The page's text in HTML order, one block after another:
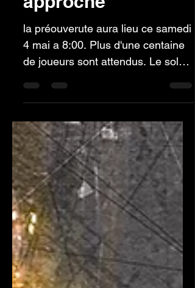
le grand jour
approche
la préouverute aura lieu ce samedi
4 mai a 8:00. Plus d'une centaine
de joueurs sont attendus. Le soleil
devrait être au rendez-vous....